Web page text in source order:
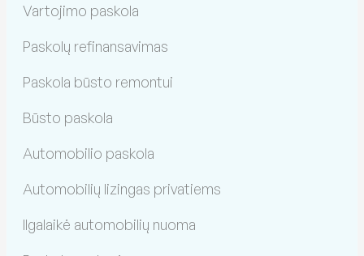
Vartojimo paskola
Paskolų refinansavimas
Paskola būsto remontui
Būsto paskola
Automobilio paskola
Automobilių lizingas privatiems
Ilgalaikė automobilių nuoma